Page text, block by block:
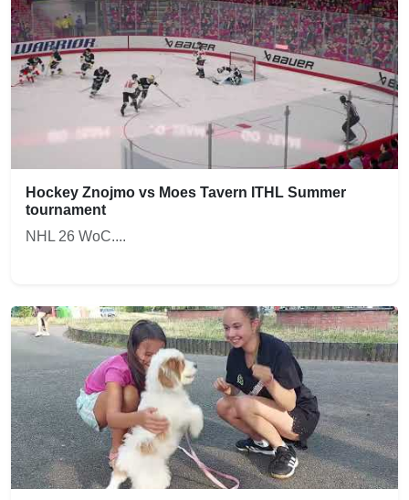
Hockey Znojmo vs Moes Tavern ITHL Summer
tournament
NHL 26 WoC....